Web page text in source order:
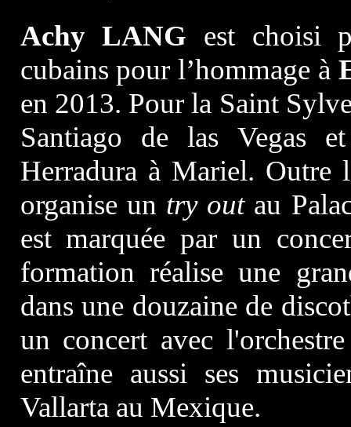
Achy LANG est choisi
cubains pour l’hommage à
en 2013. Pour la Saint
Santiago de las Vegas
Herradura à Mariel. Outre
organise un try outau
est marquée par un
formation réalise une
dans une douzaine de
un concert avec
entraîne aussi ses
Vallarta au Mexique.